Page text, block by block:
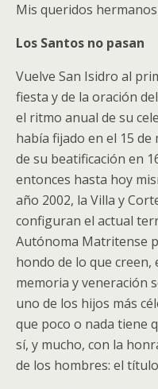
Mis queridos
Los Santos no pasan
Vuelve San Isidro al
fiesta y de la oración
el ritmo anual de su
había fijado en el 15
de su beatificación en
entonces hasta hoy
año 2002, la Villa y
configuran el actual
Autónoma Matritense
hondo de lo que creen,
memoria y veneración
uno de los hijos más
que poco o nada tiene
sí, y mucho, con la
de los hombres: el